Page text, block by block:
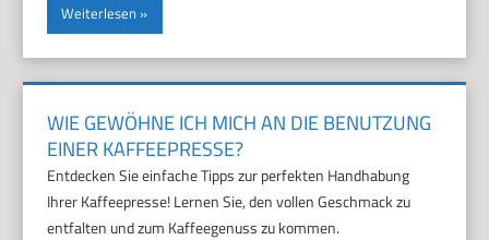
Weiterlesen
WIE GEWÖHNE ICH MICH AN DIE BENUTZUNG
EINER KAFFEEPRESSE?
Entdecken Sie einfache Tipps zur perfekten Handhabung
Ihrer Kaffeepresse! Lernen Sie, den vollen Geschmack zu
entfalten und zum Kaffeegenuss zu kommen.